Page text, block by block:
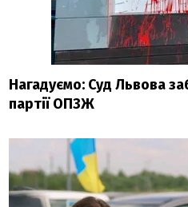
Нагадуємо: Суд Львова
партії ОПЗЖ